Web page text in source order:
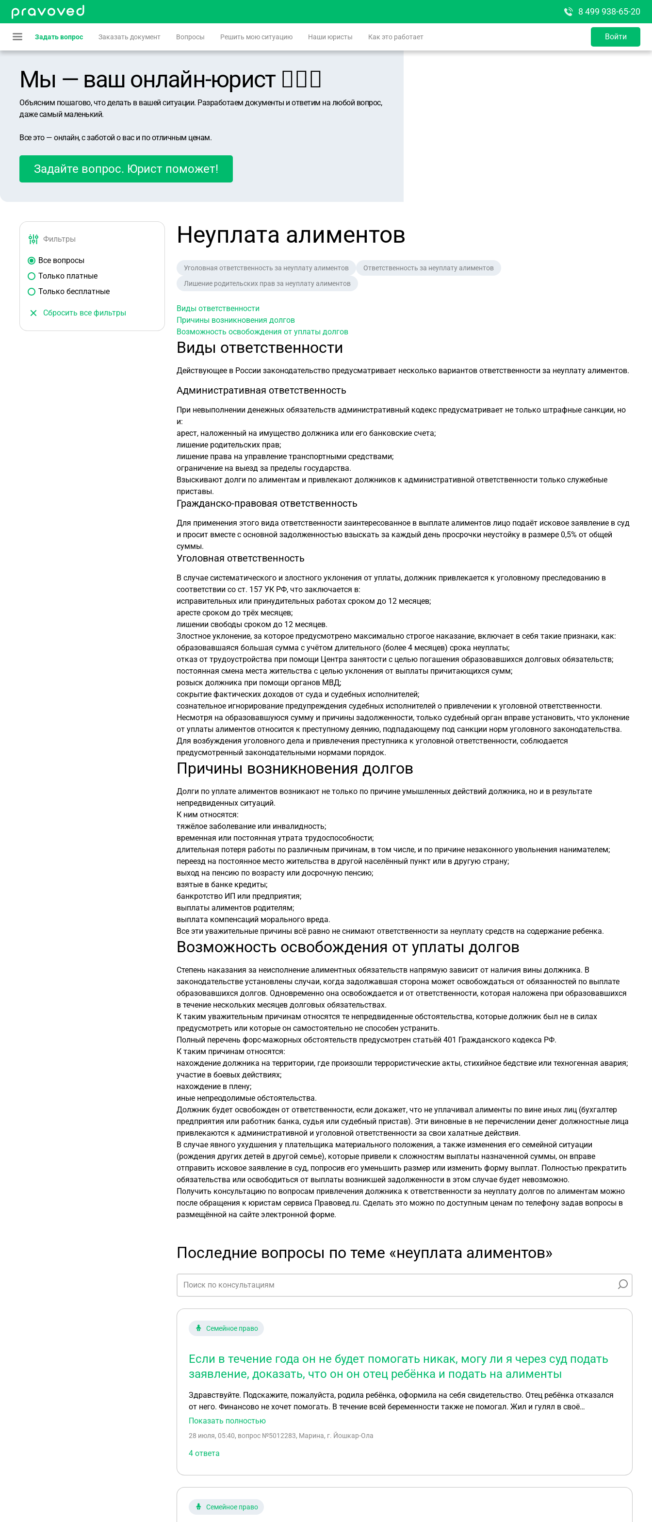
8 499 938-65-20
Задать вопрос Заказать документ Вопросы Решить мою ситуацию Наши юристы Как это работает Войти
Мы — ваш онлайн-юрист 👨🏻‍⚖️
Объясним пошагово, что делать в вашей ситуации. Разработаем документы и ответим на любой вопрос,
даже самый маленький.
Все это — онлайн, с заботой о вас и по отличным ценам.
Задайте вопрос. Юрист поможет!
Фильтры
Все вопросы
Только платные
Только бесплатные
Сбросить все фильтры
Неуплата алиментов
Уголовная ответственность за неуплату алиментов
Ответственность за неуплату алиментов
Лишение родительских прав за неуплату алиментов
Виды ответственности
Причины возникновения долгов
Возможность освобождения от уплаты долгов
Виды ответственности
Действующее в России законодательство предусматривает несколько вариантов ответственности за неуплату алиментов.
Административная ответственность
При невыполнении денежных обязательств административный кодекс предусматривает не только штрафные санкции, но
и:
арест, наложенный на имущество должника или его банковские счета;
лишение родительских прав;
лишение права на управление транспортными средствами;
ограничение на выезд за пределы государства.
Взыскивают долги по алиментам и привлекают должников к административной ответственности только служебные
приставы.
Гражданско-правовая ответственность
Для применения этого вида ответственности заинтересованное в выплате алиментов лицо подаёт исковое заявление в суд
и просит вместе с основной задолженностью взыскать за каждый день просрочки неустойку в размере 0,5% от общей
суммы.
Уголовная ответственность
В случае систематического и злостного уклонения от уплаты, должник привлекается к уголовному преследованию в
соответствии со ст. 157 УК РФ, что заключается в:
исправительных или принудительных работах сроком до 12 месяцев;
аресте сроком до трёх месяцев;
лишении свободы сроком до 12 месяцев.
Злостное уклонение, за которое предусмотрено максимально строгое наказание, включает в себя такие признаки, как:
образовавшаяся большая сумма с учётом длительного (более 4 месяцев) срока неуплаты;
отказ от трудоустройства при помощи Центра занятости с целью погашения образовавшихся долговых обязательств;
постоянная смена места жительства с целью уклонения от выплаты причитающихся сумм;
розыск должника при помощи органов МВД;
сокрытие фактических доходов от суда и судебных исполнителей;
сознательное игнорирование предупреждения судебных исполнителей о привлечении к уголовной ответственности.
Несмотря на образовавшуюся сумму и причины задолженности, только судебный орган вправе установить, что уклонение
от уплаты алиментов относится к преступному деянию, подпадающему под санкции норм уголовного законодательства.
Для возбуждения уголовного дела и привлечения преступника к уголовной ответственности, соблюдается
предусмотренный законодательными нормами порядок.
Причины возникновения долгов
Долги по уплате алиментов возникают не только по причине умышленных действий должника, но и в результате
непредвиденных ситуаций.
К ним относятся:
тяжёлое заболевание или инвалидность;
временная или постоянная утрата трудоспособности;
длительная потеря работы по различным причинам, в том числе, и по причине незаконного увольнения нанимателем;
переезд на постоянное место жительства в другой населённый пункт или в другую страну;
выход на пенсию по возрасту или досрочную пенсию;
взятые в банке кредиты;
банкротство ИП или предприятия;
выплаты алиментов родителям;
выплата компенсаций морального вреда.
Все эти уважительные причины всё равно не снимают ответственности за неуплату средств на содержание ребенка.
Возможность освобождения от уплаты долгов
Степень наказания за неисполнение алиментных обязательств напрямую зависит от наличия вины должника. В
законодательстве установлены случаи, когда задолжавшая сторона может освобождаться от обязанностей по выплате
образовавшихся долгов. Одновременно она освобождается и от ответственности, которая наложена при образовавшихся
в течение нескольких месяцев долговых обязательствах.
К таким уважительным причинам относятся те непредвиденные обстоятельства, которые должник был не в силах
предусмотреть или которые он самостоятельно не способен устранить.
Полный перечень форс-мажорных обстоятельств предусмотрен статьёй 401 Гражданского кодекса РФ.
К таким причинам относятся:
нахождение должника на территории, где произошли террористические акты, стихийное бедствие или техногенная авария;
участие в боевых действиях;
нахождение в плену;
иные непреодолимые обстоятельства.
Должник будет освобожден от ответственности, если докажет, что не уплачивал алименты по вине иных лиц (бухгалтер
предприятия или работник банка, судья или судебный пристав). Эти виновные в не перечислении денег должностные лица
привлекаются к административной и уголовной ответственности за свои халатные действия.
В случае явного ухудшения у плательщика материального положения, а также изменения его семейной ситуации
(рождения других детей в другой семье), которые привели к сложностям выплаты назначенной суммы, он вправе
отправить исковое заявление в суд, попросив его уменьшить размер или изменить форму выплат. Полностью прекратить
обязательства или освободиться от выплаты возникшей задолженности в этом случае будет невозможно.
Получить консультацию по вопросам привлечения должника к ответственности за неуплату долгов по алиментам можно
после обращения к юристам сервиса Правовед.ru. Сделать это можно по доступным ценам по телефону задав вопросы в
размещённой на сайте электронной форме.
Последние вопросы по теме «неуплата алиментов»
Семейное право
Если в течение года он не будет помогать никак, могу ли я через суд подать
заявление, доказать, что он он отец ребёнка и подать на алименты
Здравствуйте. Подскажите, пожалуйста, родила ребёнка, оформила на себя свидетельство. Отец ребёнка отказался
от него. Финансово не хочет помогать. В течение всей беременности также не помогал. Жил и гулял в своё
удовольствие. Если в течение года он не будет помогать никак, могу ли я через суд подать заявление, доказать, что
он он отец ребёнка и подать на алименты. В случае также неуплата алиментов лишить его родительских прав для
того, чтобы он в последствии не имел права подать после совершеннолетия ребёнка на алименты по состоянию
здоровья. А также прошу уточнить, если он не явится, на суд, автоматически будет ребёнок признан его. Спасибо за
Показать полностью
28 июля, 05:40, вопрос №5012283, Марина, г. Йошкар-Ола
4 ответа
Семейное право